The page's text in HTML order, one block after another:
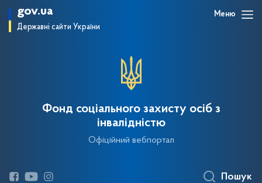
gov.ua
Державні сайти України
Меню
Фонд соціального захисту осіб з
інвалідністю
Офіційний вебпортал
Пошук